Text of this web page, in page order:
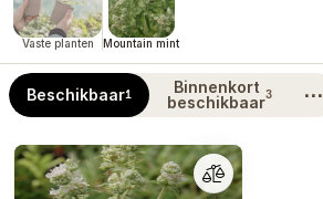
Vaste planten Mountain mint
Beschikbaar1
Binnenkort
beschikbaar3 ⋯